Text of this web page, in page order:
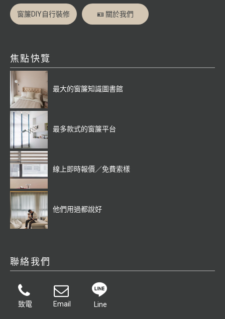
窗簾DIY自行裝修 🪪 關於我們
焦點快覽
最大的窗簾知識圖書館
最多款式的窗簾平台
線上即時報價／免費索樣
他們用過都說好
聯絡我們
致電 Email Line